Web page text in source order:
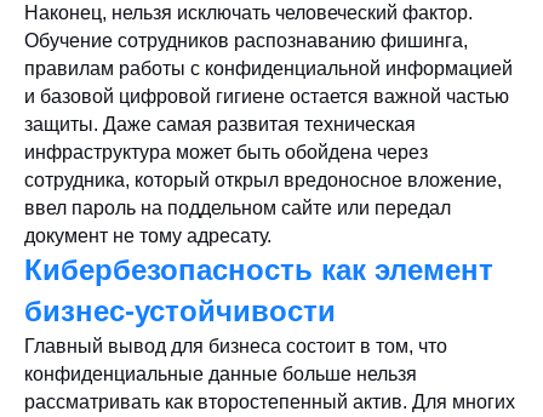
Наконец, нельзя исключать человеческий фактор.
Обучение сотрудников распознаванию фишинга,
правилам работы с конфиденциальной информацией
и базовой цифровой гигиене остается важной частью
защиты. Даже самая развитая техническая
инфраструктура может быть обойдена через
сотрудника, который открыл вредоносное вложение,
ввел пароль на поддельном сайте или передал
документ не тому адресату.
Кибербезопасность как элемент
бизнес-устойчивости
Главный вывод для бизнеса состоит в том, что
конфиденциальные данные больше нельзя
рассматривать как второстепенный актив. Для многих